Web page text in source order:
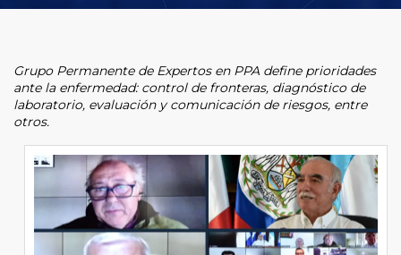
Grupo Permanente de Expertos en PPA define prioridades
ante la enfermedad: control de fronteras, diagnóstico de
laboratorio, evaluación y comunicación de riesgos, entre
otros.